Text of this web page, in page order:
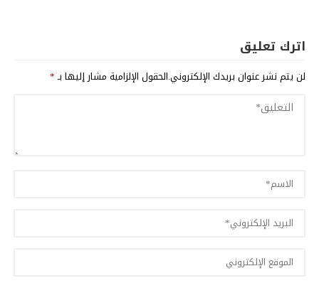
اترك تعليق
لن يتم نشر عنوان بريدك الإلكتروني.الحقول الإلزامية مشار إليها بـ*